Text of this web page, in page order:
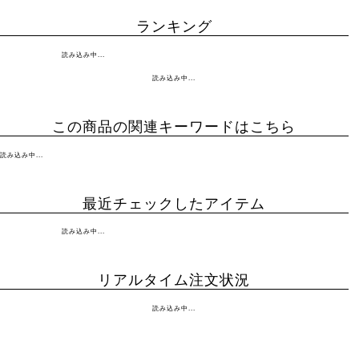
ランキング
読み込み中...
読み込み中...
この商品の関連キーワードはこちら
読み込み中...
最近チェックしたアイテム
読み込み中...
リアルタイム注文状況
読み込み中...